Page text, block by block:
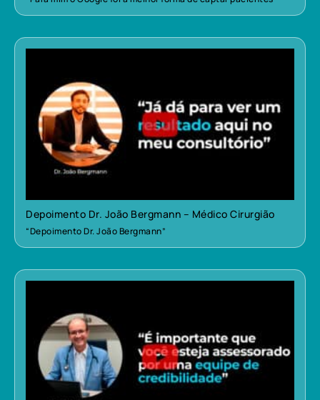
Depoimento Dr. João Bergmann – Médico Cirurgião
“Depoimento Dr. João Bergmann”